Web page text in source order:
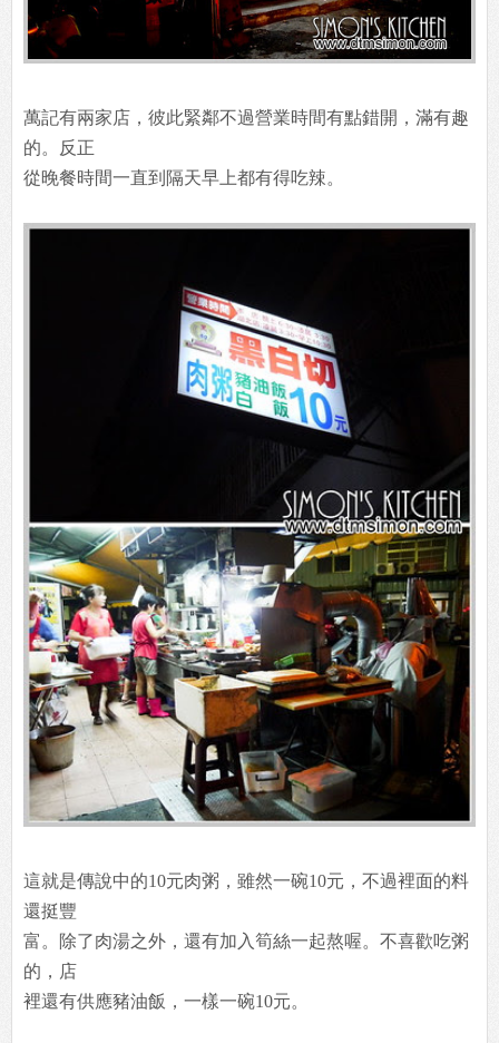
萬記有兩家店，彼此緊鄰不過營業時間有點錯開，滿有趣
的。反正
從晚餐時間一直到隔天早上都有得吃辣。
這就是傳說中的10元肉粥，雖然一碗10元，不過裡面的料
還挺豐
富。除了肉湯之外，還有加入筍絲一起熬喔。不喜歡吃粥
的，店
裡還有供應豬油飯，一樣一碗10元。